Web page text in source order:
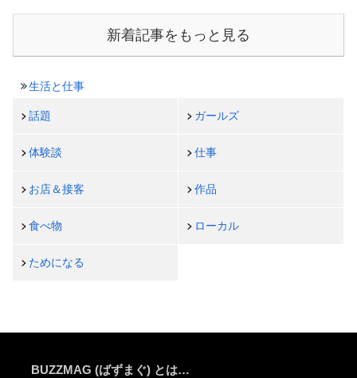
新着記事をもっと見る
生活と仕事
話題 ガールズ
体験談 仕事
お店＆接客 作品
食べ物 ローカル
ためになる
BUZZMAG (ばずまぐ) とは…